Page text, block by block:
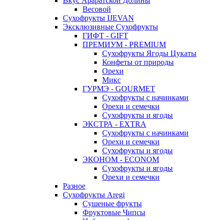
Весовой
Сухофрукты IJEVAN
Эксклюзивные Сухофрукты
ГИФТ - GIFT
ПРЕМИУМ - PREMIUM
Сухофрукты Ягоды Цукаты
Конфеты от природы
Орехи
Микс
ГУРМЭ - GOURMET
Сухофрукты с начинками
Орехи и семечки
Сухофрукты и ягоды
ЭКСТРА - EXTRA
Сухофрукты с начинками
Орехи и семечки
Сухофрукты и ягоды
ЭКОНОМ - ECONOM
Сухофрукты и ягоды
Орехи и семечки
Разное
Сухофрукты Aregi
Сушеные фрукты
Фруктовые Чипсы